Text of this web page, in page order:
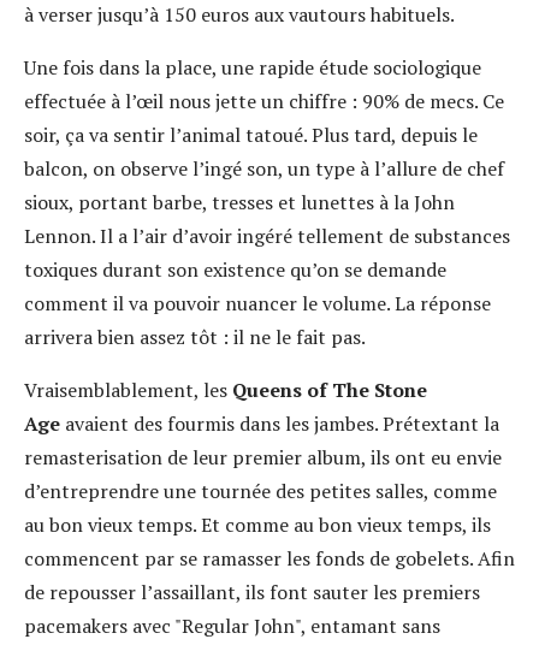
à verser jusqu’à 150 euros aux vautours habituels.
Une fois dans la place, une rapide étude sociologique
effectuée à l’œil nous jette un chiffre : 90% de mecs. Ce
soir, ça va sentir l’animal tatoué. Plus tard, depuis le
balcon, on observe l’ingé son, un type à l’allure de chef
sioux, portant barbe, tresses et lunettes à la John
Lennon. Il a l’air d’avoir ingéré tellement de substances
toxiques durant son existence qu’on se demande
comment il va pouvoir nuancer le volume. La réponse
arrivera bien assez tôt : il ne le fait pas.
Vraisemblablement, les Queens of The Stone
Age avaient des fourmis dans les jambes. Prétextant la
remasterisation de leur premier album, ils ont eu envie
d’entreprendre une tournée des petites salles, comme
au bon vieux temps. Et comme au bon vieux temps, ils
commencent par se ramasser les fonds de gobelets. Afin
de repousser l’assaillant, ils font sauter les premiers
pacemakers avec "Regular John", entamant sans